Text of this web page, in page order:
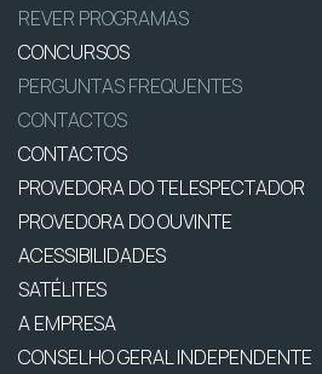
REVER PROGRAMAS
CONCURSOS
PERGUNTAS FREQUENTES
CONTACTOS
CONTACTOS
PROVEDORA DO TELESPECTADOR
PROVEDORA DO OUVINTE
ACESSIBILIDADES
SATÉLITES
A EMPRESA
CONSELHO GERAL INDEPENDENTE